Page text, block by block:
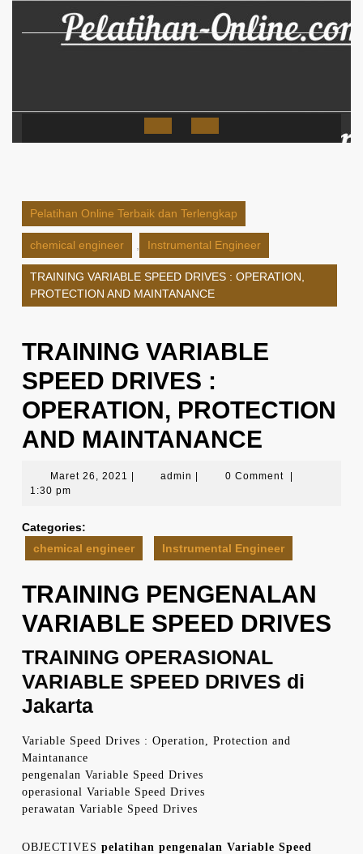
Open
Pelatihan Online Terbaik dan Terlengkap
chemical engineer Instrumental Engineer
TRAINING VARIABLE SPEED DRIVES : OPERATION,
PROTECTION AND MAINTANANCE
TRAINING VARIABLE
SPEED DRIVES :
OPERATION, PROTECTION
AND MAINTANANCE
Maret 26, 2021 Maret
admin admin 0 Comment
1:30 pm
Categories:
chemical engineer
Instrumental Engineer
TRAINING PENGENALAN
VARIABLE SPEED DRIVES
TRAINING OPERASIONAL
VARIABLE SPEED DRIVES di
Jakarta
Variable Speed Drives : Operation, Protection and
Maintanance
pengenalan Variable Speed Drives
operasional Variable Speed Drives
perawatan Variable Speed Drives
OBJECTIVES pelatihan pengenalan Variable Speed